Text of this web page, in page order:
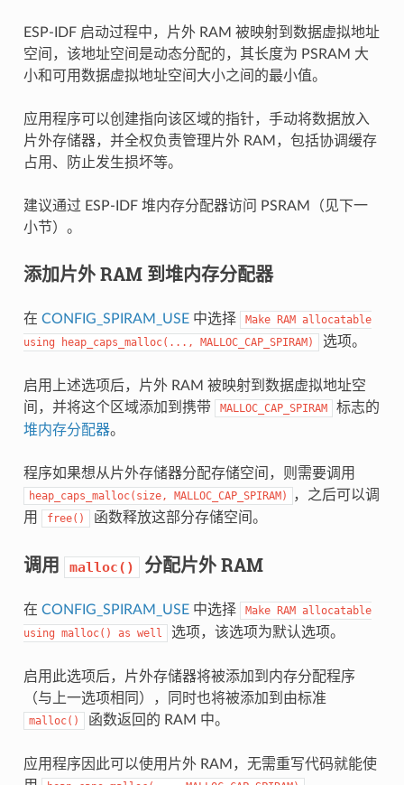
ESP-IDF 启动过程中，片外 RAM 被映射到数据虚拟地址
空间，该地址空间是动态分配的，其长度为 PSRAM 大
小和可用数据虚拟地址空间大小之间的最小值。
应用程序可以创建指向该区域的指针，手动将数据放入
片外存储器，并全权负责管理片外 RAM，包括协调缓存
占用、防止发生损坏等。
建议通过 ESP-IDF 堆内存分配器访问 PSRAM（见下一
小节）。
添加片外 RAM 到堆内存分配器
在 CONFIG_SPIRAM_USE中选择 Make RAM allocatable
using
heap_caps_malloc(..., MALLOC_CAP_SPIRAM) 选项。
启用上述选项后，片外 RAM 被映射到数据虚拟地址空
间，并将这个区域添加到携带
MALLOC_CAP_SPIRAM
标志的
堆内存分配器。
程序如果想从片外存储器分配存储空间，则需要调用
heap_caps_malloc(size, MALLOC_CAP_SPIRAM)
，之后可以调
用
free() 函数释放这部分存储空间。
调用 malloc() 分配片外 RAM
在 CONFIG_SPIRAM_USE中选择 Make RAM allocatable
using malloc() as well 选项，该选项为默认选项。
启用此选项后，片外存储器将被添加到内存分配程序
（与上一选项相同），同时也将被添加到由标准
malloc() 函数返回的 RAM 中。
应用程序因此可以使用片外 RAM，无需重写代码就能使